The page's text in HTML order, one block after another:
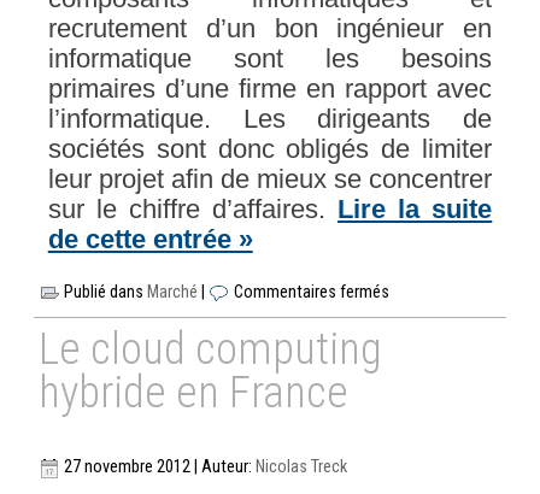
recrutement d’un bon ingénieur en
informatique sont les besoins
primaires d’une firme en rapport avec
l’informatique. Les dirigeants de
sociétés sont donc obligés de limiter
leur projet afin de mieux se concentrer
sur le chiffre d’affaires. Lire la suite
de cette entrée »
Publié dans Marché Commentaires fermés
Le cloud computing
hybride en France
27 novembre 2012 | Auteur: Nicolas Treck